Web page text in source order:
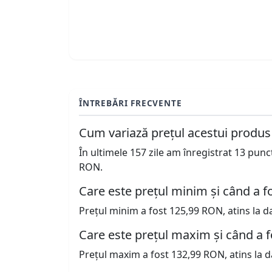
ÎNTREBĂRI FRECVENTE
Cum variază prețul acestui
În ultimele 157 zile am înregistrat 13
RON.
Care este prețul minim și când a
Prețul minim a fost 125,99 RON, atins la
Care este prețul maxim și când a
Prețul maxim a fost 132,99 RON, atins la